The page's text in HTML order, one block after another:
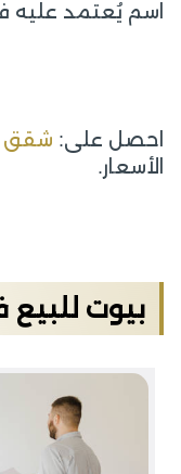
اسم يُعتمد عليه
احصل على: شقق
الأسعار.
بيوت